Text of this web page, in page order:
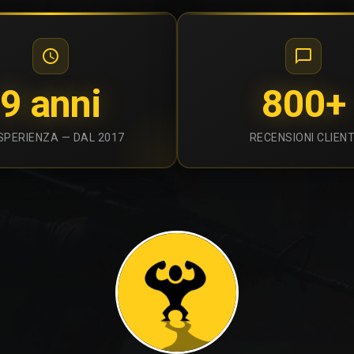
9 anni
— DAL 2017
800+
RECENSIONI